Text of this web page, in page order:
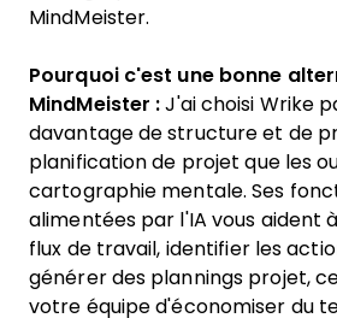
MindMeister.
Pourquoi c'est une bonne
MindMeister : J'ai choisi Wrike
davantage de structure et de
planification de projet que les
cartographie mentale. Ses
alimentées par l'IA vous aident
flux de travail, identifier les
générer des plannings projet,
votre équipe d'économiser du